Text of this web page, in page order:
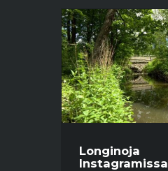
Longinoja
Instagramissa